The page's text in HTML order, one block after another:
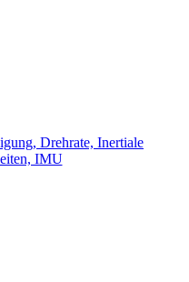
Drehrate, Inertiale
IMU